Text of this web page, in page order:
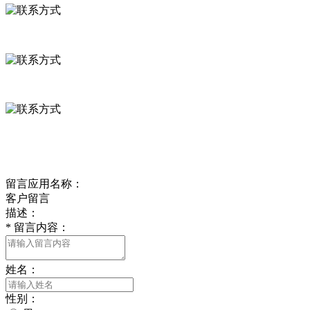
留言应用名称：
客户留言
描述：
* 留言内容：
姓名：
性别：